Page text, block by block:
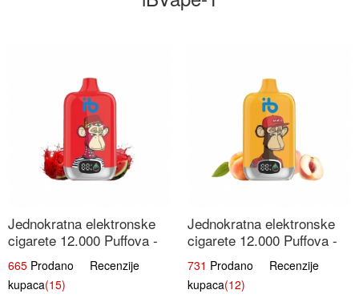
Jednokratna elektronske
cigarete 12.000 Puffova -
Lubenica Sladoled | Ljetna
Desertna Aroma
665 Prodano Recenzije
kupaca(15)
Jednokratna elektronske
cigarete 12.000 Puffova -
Breskva i Voćni Sok |
Osježavajuća Voćna
Mješavina
731 Prodano Recenzije
kupaca(12)